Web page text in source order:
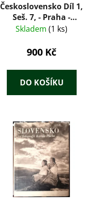
Československo Díl 1,
Seš. 7, - Praha -
Předměstí a okolí
umělecké a historické
Skladem (1 ks)
900 Kč
DO KOŠÍKU